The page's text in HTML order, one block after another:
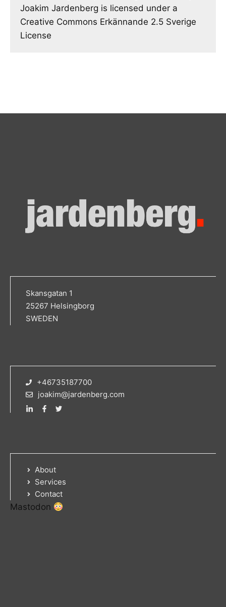
Joakim Jardenberg is licensed under a
Creative Commons Erkännande 2.5 Sverige
License
Skansgatan 1
25267 Helsingborg
SWEDEN
+46735187700
joakim@jardenberg.com
About
Services
Contact
Mastodon